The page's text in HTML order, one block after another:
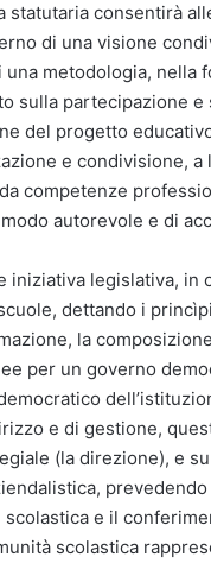
statutaria consentirà
di una visione
una metodologia,
sulla partecipazione
del progetto
e condivisione,
competenze
autorevole e di
legislativa, in
dettando i
la
per un governo
e di gestione,
(la direzione), e
scolastica e il
scolastica